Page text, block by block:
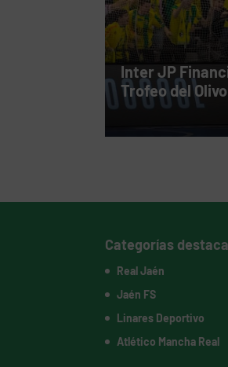
Inter JP
Trofeo del Olivo
Categorías
Real Jaén
Jaén FS
Linares Deportivo
Atlético Mancha Real